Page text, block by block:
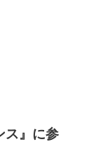
ス』に参